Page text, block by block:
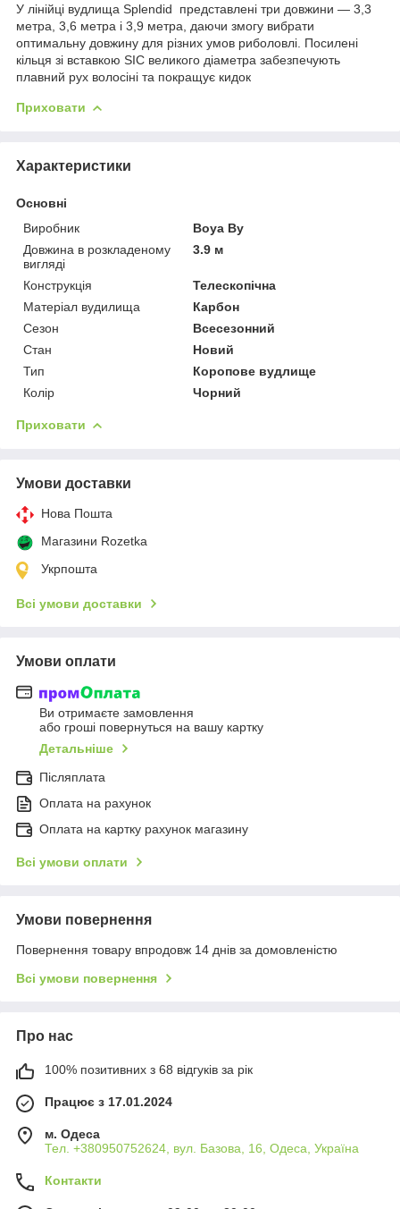
У лінійці вудлища Splendid представлені три довжини — 3,3
метра, 3,6 метра і 3,9 метра, даючи змогу вибрати
оптимальну довжину для різних умов риболовлі. Посилені
кільця зі вставкою SIC великого діаметра забезпечують
плавний рух волосіні та покращує кидок
Приховати
Характеристики
Основні
Виробник
Boya By
Довжина в розкладеному
вигляді
3.9 м
Конструкція
Телескопічна
Матеріал вудилища
Карбон
Сезон
Всесезонний
Стан
Новий
Тип
Коропове вудлище
Колір
Чорний
Приховати
Умови доставки
Нова Пошта
Магазини Rozetka
Укрпошта
Всі умови доставки
Умови оплати
Ви отримаєте замовлення
або гроші повернуться на вашу картку
Детальніше
Післяплата
Оплата на рахунок
Оплата на картку рахунок магазину
Всі умови оплати
Умови повернення
Повернення товару впродовж 14 днів за домовленістю
Всі умови повернення
Про нас
100% позитивних з 68 відгуків за рік
Працює з 17.01.2024
м. Одеса
Тел. +380950752624, вул. Базова, 16, Одеса, Україна
Контакти